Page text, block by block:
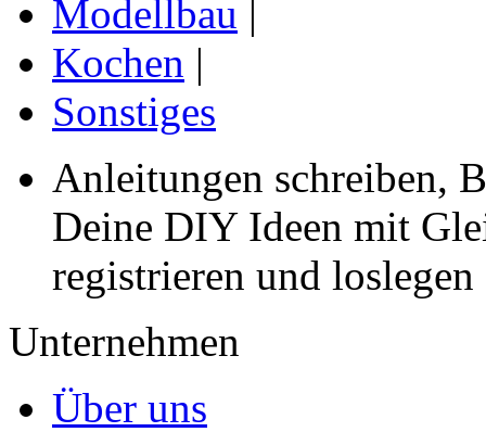
Modellbau |
Kochen |
Sonstiges
Anleitungen schreiben,
Deine DIY Ideen mit
registrieren und loslegen
Unternehmen
Über uns